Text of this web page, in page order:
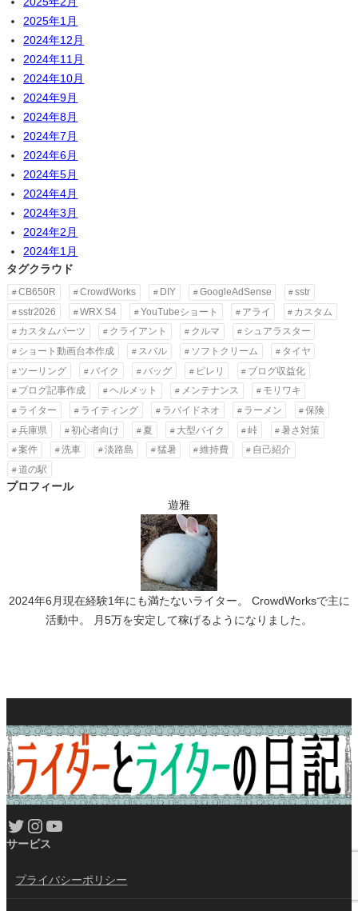
2025年1月
2024年12月
2024年11月
2024年10月
2024年9月
2024年8月
2024年7月
2024年6月
2024年5月
2024年4月
2024年3月
2024年2月
2024年1月
タグクラウド
CB650R CrowdWorks DIY GoogleAdSense
sstr
sstr2026
WRX S4 YouTubeショート アライ
カスタム
カスタムパーツ
クライアント クルマ
シュアラスター
ショート動画台本作成
スバル ソフトクリーム
タイヤ
ツーリング
バイク バッグ ピレリ
ブログ収益化
ブログ記事作成
ヘルメット メンテナンス
モリワキ
ライター
ライティング ラパイドネオ ラーメン
保険
兵庫県
初心者向け 夏 大型バイク 峠
暑さ対策
案件
洗車 淡路島 猛暑 維持費
自己紹介
道の駅
プロフィール
遊雅
2024年6月現在経験1年にも満たないライター。 CrowdWorksで主に
活動中。 月5万を安定して稼げるようになりました。
Twitter Instagram YouTube
サービス
プライバシーポリシー